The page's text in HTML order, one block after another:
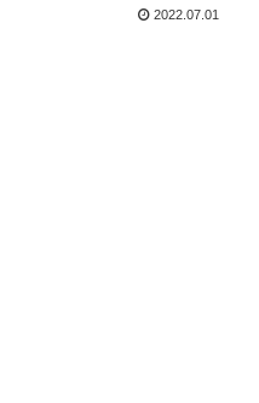
蓮舫さんもゼロでした
2022.07.01